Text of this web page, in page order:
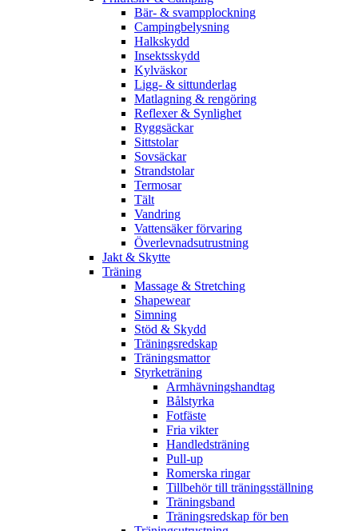
Bär- & svampplockning
Campingbelysning
Halkskydd
Insektsskydd
Kylväskor
Ligg- & sittunderlag
Matlagning & rengöring
Reflexer & Synlighet
Ryggsäckar
Sittstolar
Sovsäckar
Strandstolar
Termosar
Tält
Vandring
Vattensäker förvaring
Överlevnadsutrustning
Jakt & Skytte
Träning
Massage & Stretching
Shapewear
Simning
Stöd & Skydd
Träningsredskap
Träningsmattor
Styrketräning
Armhävningshandtag
Bålstyrka
Fotfäste
Fria vikter
Handledsträning
Pull-up
Romerska ringar
Tillbehör till träningsställning
Träningsband
Träningsredskap för ben